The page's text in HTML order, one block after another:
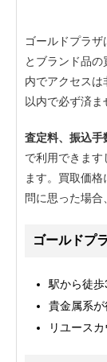
ゴールドプラ
とブランド品
内でアクセス
以内で必ず済ま
査定料、振込手
で利用できま
ます。買取価
問に思った場合
ゴールドプ
駅から徒
貴金属系
リユース